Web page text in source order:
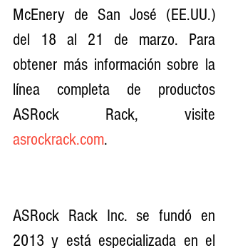
McEnery de San José (EE.UU.)
del 18 al 21 de marzo. Para
obtener más información sobre la
línea completa de productos
asrockrack.com.
ASRock Rack Inc. se fundó en
2013 y está especializada en el